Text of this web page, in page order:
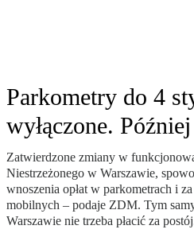
Parkometry do 4
wyłączone.
Zatwierdzone zmiany w
Niestrzeżonego w Warszawie,
wnoszenia opłat w parkometrach i
mobilnych – podaje ZDM. Tym
Warszawie nie trzeba płacić za